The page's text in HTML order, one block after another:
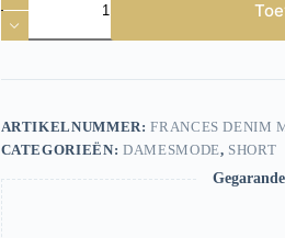
Short
Frances
827
Blue
aantal
ARTIKELNUMMER:FRANCES DENIM
CATEGORIEËN: DAMESMODE, SHORT